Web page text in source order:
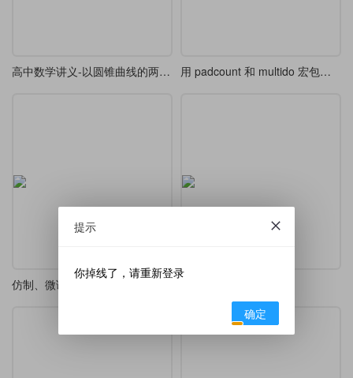
高中数学讲义-以圆锥曲线的两道题为例 用 padcount 和 multido 宏包批量生成票据的数字 No. 编号
提示
你掉线了，请重新登录
确定